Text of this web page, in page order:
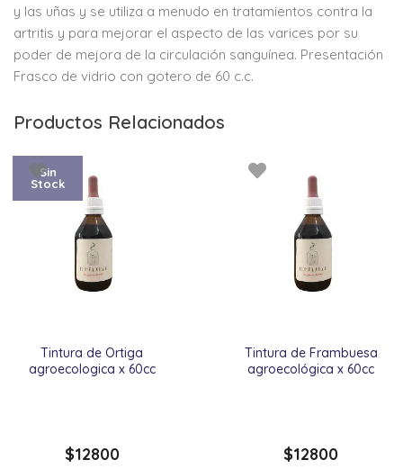
y las uñas y se utiliza a menudo en tratamientos contra la
artritis y para mejorar el aspecto de las varices por su
poder de mejora de la circulación sanguínea. Presentación
Frasco de vidrio con gotero de 60 c.c.
Productos Relacionados
Tintura de Ortiga
agroecologica x 60cc
Sin
Stock
$12800
Tintura de Frambuesa
agroecológica x 60cc
$12800